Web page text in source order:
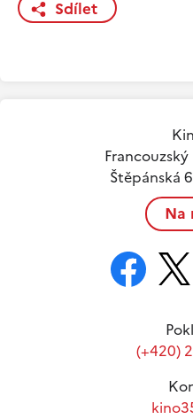
Sdílet
Štěpánská
Na
(+420)